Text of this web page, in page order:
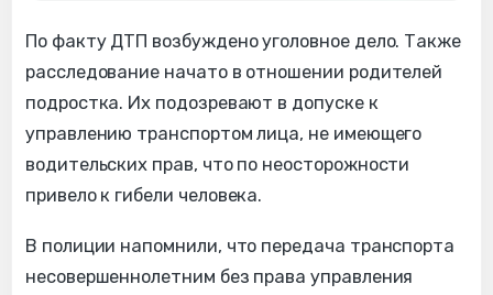
По факту ДТП возбуждено уголовное дело. Также
расследование начато в отношении родителей
подростка. Их подозревают в допуске к
управлению транспортом лица, не имеющего
водительских прав, что по неосторожности
привело к гибели человека.
В полиции напомнили, что передача транспорта
несовершеннолетним без права управления